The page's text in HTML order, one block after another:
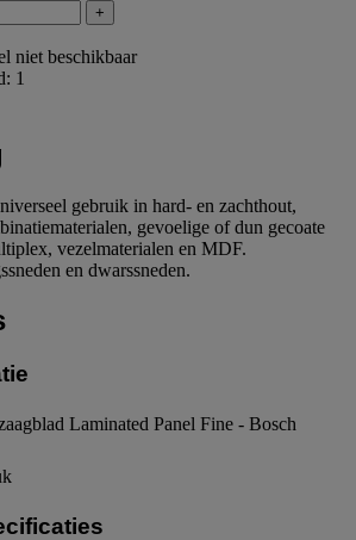
+
niet beschikbaar
1
gebruik in hard- en zachthout,
gevoelige of dun gecoate
vezelmaterialen en MDF.
en dwarssneden.
Laminated Panel Fine - Bosch